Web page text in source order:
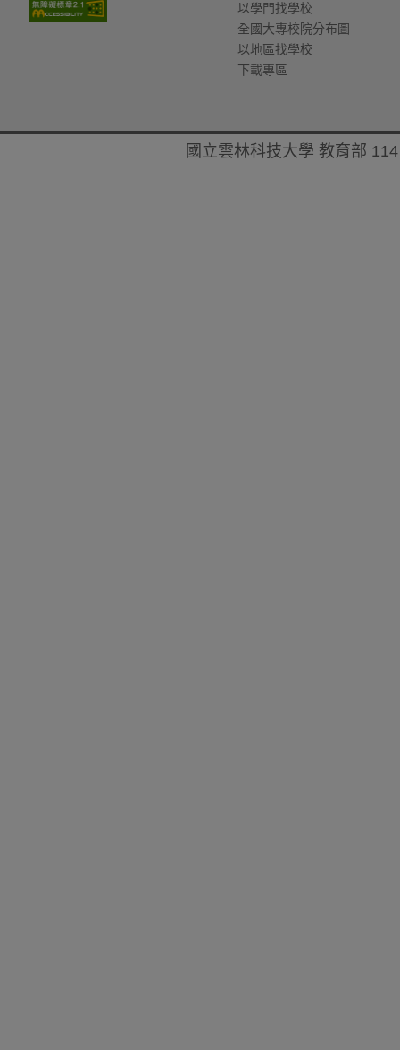
以學門找學校
全國大專校院分布圖
以地區找學校
下載專區
國立雲林科技大學 教育部